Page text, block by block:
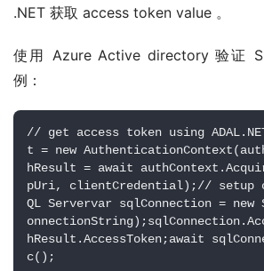
.NET 获取 access token value 。
使用 Azure Active directory 验证
例：
// get access token using
t = new
hResult = await
pUri, clientCredential);// setup
QL Servervar sqlConnection = new
hResult.AccessToken;await
c();